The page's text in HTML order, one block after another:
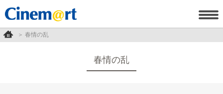
春情の乱
春情の乱